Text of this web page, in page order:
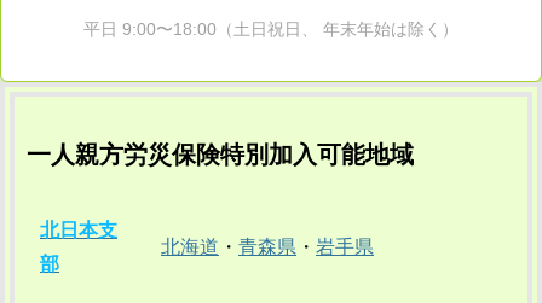
平日 9:00〜18:00（土日祝日、 年末年始は除く）
一人親方労災保険特別加入可能地域
北日本支
部
北海道 ・ 青森県 ・ 岩手県